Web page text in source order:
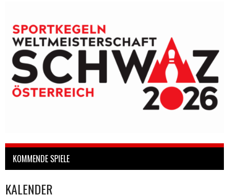
KOMMENDE SPIELE
KALENDER